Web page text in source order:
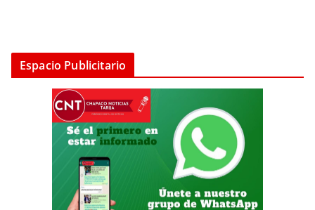
Espacio Publicitario